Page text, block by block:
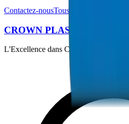
Contactez-nousTous les produits
CROWN PLASTIC PIPES /
L'Excellence dans Chaque Tuyau